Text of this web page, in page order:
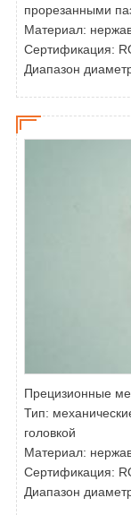
прорезанными
Материал:
Сертификация:
Диапазон
Прецизионные
Тип:
головкой
Материал:
Сертификация:
Диапазон